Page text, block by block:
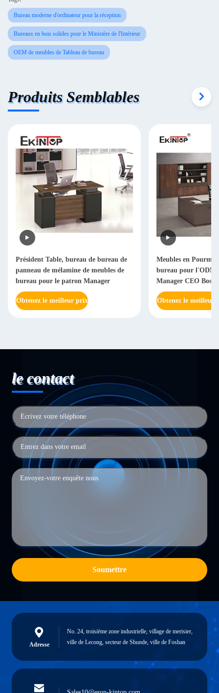
Bureau moderne d'ordinateur pour la réception
Bureaux en bois solides pour le Ministère de l'Intérieur
OEM de meubles de Tableau de bureau
Produits Semblables
Président Table, bureau de bureau de
panneau de mélamine de meubles de
bureau pour le patron Manager
Obtenez le meilleur prix
Meubles en Pourme
bureau pour l'ODM
Manager CEO Boss
Obtenez le meilleur
le contact
Soumettre
Adresse
No. 24, troisième zone industrielle, village de merisier,
ville de Lecong, secteur de Shunde, ville de Foshan